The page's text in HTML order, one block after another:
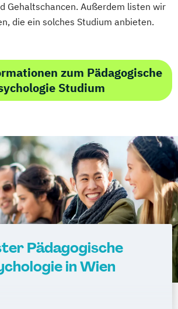
Gehaltschancen. Außerdem listen wir
die ein solches Studium anbieten.
zum Pädagogische
Studium
Pädagogische
in Wien